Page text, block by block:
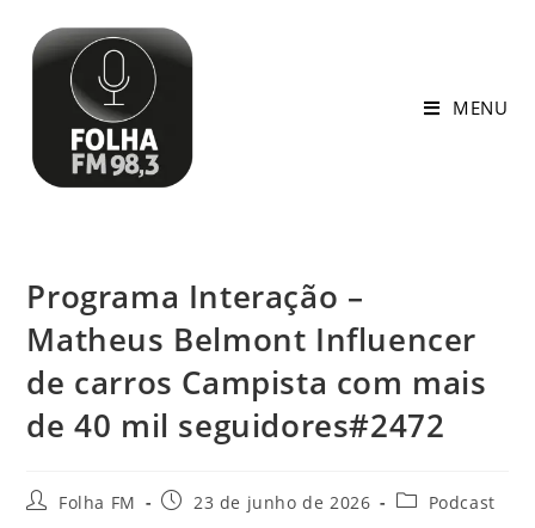
MENU
Programa Interação –
Matheus Belmont Influencer
de carros Campista com mais
de 40 mil seguidores#2472
Folha FM 23 de junho de 2026 Podcast